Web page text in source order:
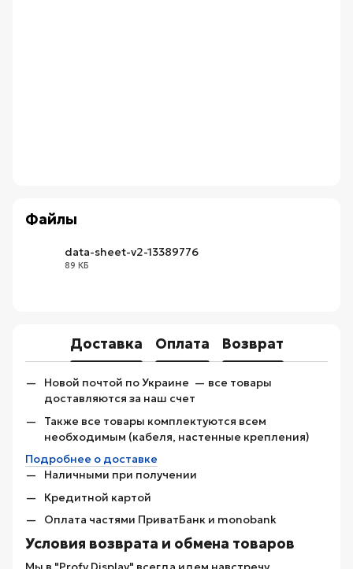
Файлы
data-sheet-v2-13389776
89 КБ
Доставка Оплата Возврат
Новой почтой по Украине — все товары
доставляются за наш счет
Также все товары комплектуются всем
необходимым (кабеля, настенные крепления)
Подробнее о доставке
Наличными при получении
Кредитной картой
Оплата частями ПриватБанк и monobank
Условия возврата и обмена товаров